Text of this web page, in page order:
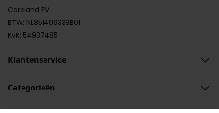
Careland BV
BTW: NL851499338B01
KvK: 54937485
Klantenservice
Categorieën